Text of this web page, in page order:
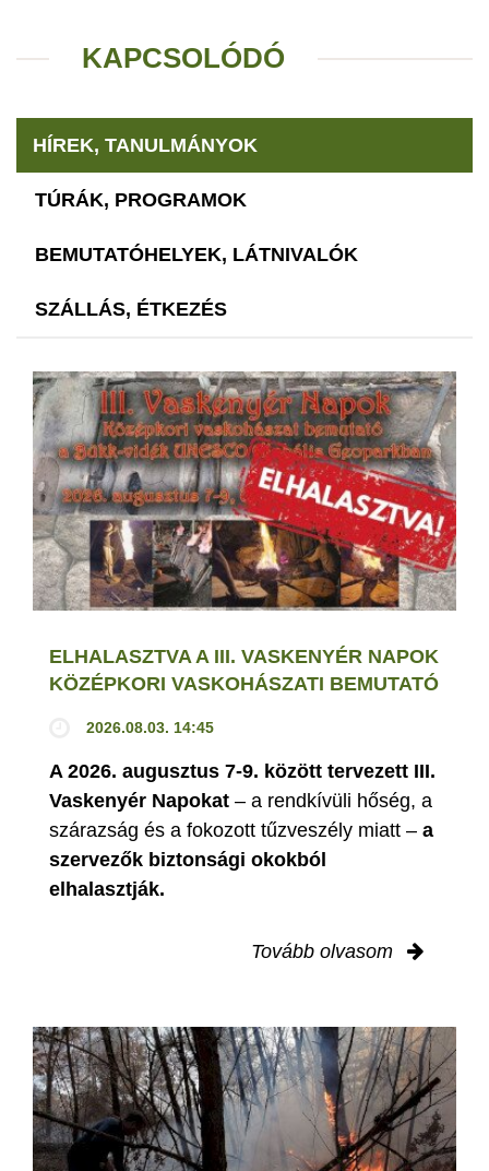
KAPCSOLÓDÓ
HÍREK, TANULMÁNYOK
TÚRÁK, PROGRAMOK
BEMUTATÓHELYEK, LÁTNIVALÓK
SZÁLLÁS, ÉTKEZÉS
ELHALASZTVA A III. VASKENYÉR NAPOK
KÖZÉPKORI VASKOHÁSZATI BEMUTATÓ
2026.08.03. 14:45
A 2026. augusztus 7-9. között tervezett III.
Vaskenyér Napokat – a rendkívüli hőség, a
szárazság és a fokozott tűzveszély miatt – a
szervezők biztonsági okokból
elhalasztják.
Tovább olvasom